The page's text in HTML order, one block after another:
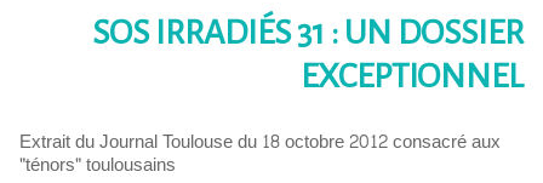
SOS IRRADIÉS 31 : UN DOSSIER
EXCEPTIONNEL
Extrait du Journal Toulouse du 18 octobre 2012 consacré aux
"ténors" toulousains